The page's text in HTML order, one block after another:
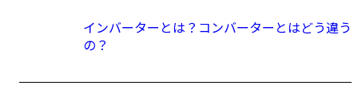
インバーターとは？コンバーターとはどう違う
の？